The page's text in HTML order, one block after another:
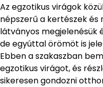
Az egzotikus virágok
népszerű a kertészek
látványos megjelenésük
de egyúttal örömöt is
Ebben a szakaszban
egzotikus virágot, és
sikeresen gondozni